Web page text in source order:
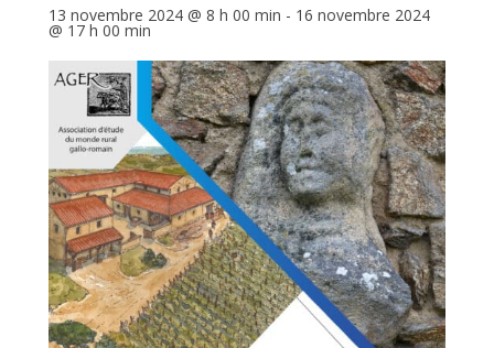
13 novembre 2024 @ 8 h 00 min - 16 novembre 2024
@ 17 h 00 min